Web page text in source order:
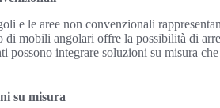
e le aree non convenzionali
di mobili angolari offre la possibilità di
possono integrare soluzioni su misura
su misura